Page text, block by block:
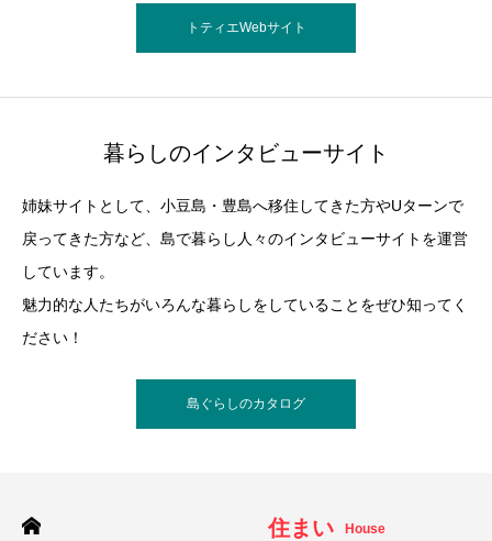
トティエWebサイト
暮らしのインタビューサイト
姉妹サイトとして、小豆島・豊島へ移住してきた方やUターンで
戻ってきた方など、島で暮らし人々のインタビューサイトを運営
しています。
魅力的な人たちがいろんな暮らしをしていることをぜひ知ってく
ださい！
島ぐらしのカタログ
住まい House